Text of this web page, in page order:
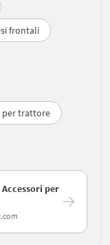
frontali
per trattore
per